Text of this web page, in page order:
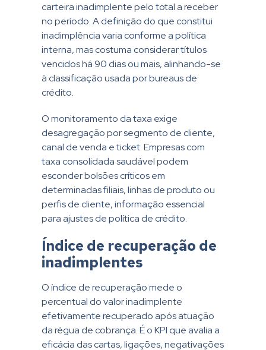
carteira inadimplente pelo total a receber
no período. A definição do que constitui
inadimplência varia conforme a política
interna, mas costuma considerar títulos
vencidos há 90 dias ou mais, alinhando-se
à classificação usada por bureaus de
crédito.
O monitoramento da taxa exige
desagregação por segmento de cliente,
canal de venda e ticket. Empresas com
taxa consolidada saudável podem
esconder bolsões críticos em
determinadas filiais, linhas de produto ou
perfis de cliente, informação essencial
para ajustes de política de crédito.
Índice de recuperação de
inadimplentes
O índice de recuperação mede o
percentual do valor inadimplente
efetivamente recuperado após atuação
da régua de cobrança. É o KPI que avalia a
eficácia das cartas, ligações, negativações